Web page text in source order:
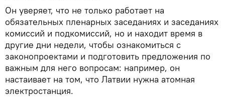
Он уверяет, что не только работает на
обязательных пленарных заседаниях и заседаниях
комиссий и подкомиссий, но и находит время в
другие дни недели, чтобы ознакомиться с
законопроектами и подготовить предложения по
важным для него вопросам: например, он
настаивает на том, что Латвии нужна атомная
электростанция.